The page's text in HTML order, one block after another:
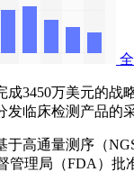
万美元的战
临床检测产品的采
高通量测序（
理局（FDA）